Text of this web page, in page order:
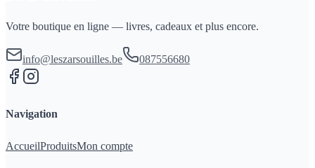
Votre boutique en ligne — livres, cadeaux et plus encore.
info@leszarsouilles.be 087556680
Navigation
AccueilProduitsMon compte